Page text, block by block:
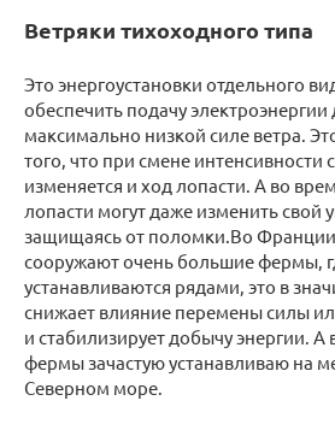
Ветряки тихоходного типа
Это энергоустановки отдельного
обеспечить подачу
максимально низкой силе ветра.
того, что при смене интенсивности
изменяется и ход лопасти. А во
лопасти могут даже изменить свой
защищаясь от поломки.Во Франции
сооружают очень большие фермы,
устанавливаются рядами, это в
снижает влияние перемены силы
и стабилизирует добычу энергии. А
фермы зачастую устанавливаю на
Северном море.